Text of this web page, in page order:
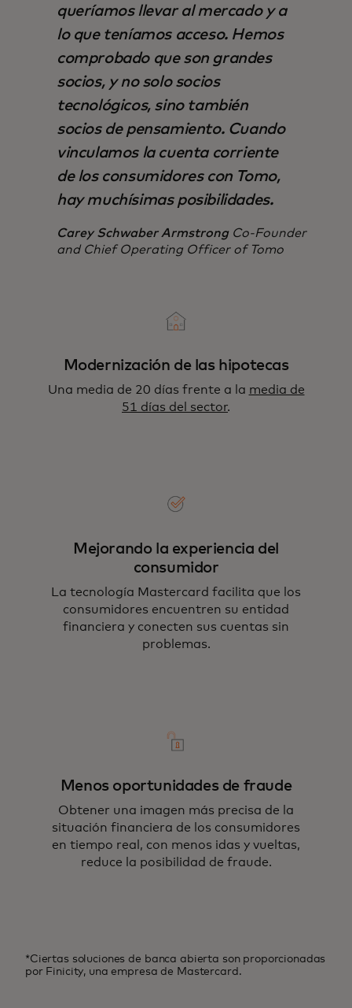
queríamos llevar al mercado y a
lo que teníamos acceso. Hemos
comprobado que son grandes
socios, y no solo socios
tecnológicos, sino también
socios de pensamiento. Cuando
vinculamos la cuenta corriente
de los consumidores con Tomo,
hay muchísimas posibilidades.
Carey Schwaber Armstrong Co-Founder
and Chief Operating Officer of Tomo
Modernización de las hipotecas
Una media de 20 días frente a la media de
51 días del sector.
Mejorando la experiencia del
consumidor
La tecnología Mastercard facilita que los
consumidores encuentren su entidad
financiera y conecten sus cuentas sin
problemas.
Menos oportunidades de fraude
Obtener una imagen más precisa de la
situación financiera de los consumidores
en tiempo real, con menos idas y vueltas,
reduce la posibilidad de fraude.
*Ciertas soluciones de banca abierta son proporcionadas
por Finicity, una empresa de Mastercard.